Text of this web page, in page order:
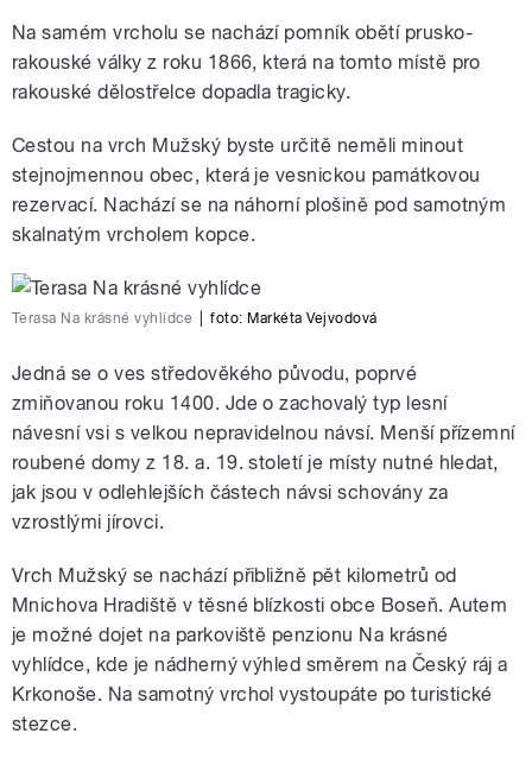
Na samém vrcholu se nachází pomník obětí prusko-
rakouské války z roku 1866, která na tomto místě pro
rakouské dělostřelce dopadla tragicky.
Cestou na vrch Mužský byste určitě neměli minout
stejnojmennou obec, která je vesnickou památkovou
rezervací. Nachází se na náhorní plošině pod samotným
skalnatým vrcholem kopce.
Terasa Na krásné vyhlídce foto: Markéta Vejvodová
Jedná se o ves středověkého původu, poprvé
zmiňovanou roku 1400. Jde o zachovalý typ lesní
návesní vsi s velkou nepravidelnou návsí. Menší přízemní
roubené domy z 18. a. 19. století je místy nutné hledat,
jak jsou v odlehlejších částech návsi schovány za
vzrostlými jírovci.
Vrch Mužský se nachází přibližně pět kilometrů od
Mnichova Hradiště v těsné blízkosti obce Boseň. Autem
je možné dojet na parkoviště penzionu Na krásné
vyhlídce, kde je nádherný výhled směrem na Český ráj a
Krkonoše. Na samotný vrchol vystoupáte po turistické
stezce.